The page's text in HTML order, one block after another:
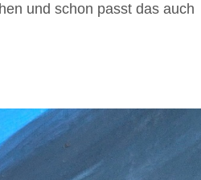
und schon passt das auch